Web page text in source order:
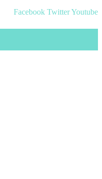
Facebook TwitterYoutube